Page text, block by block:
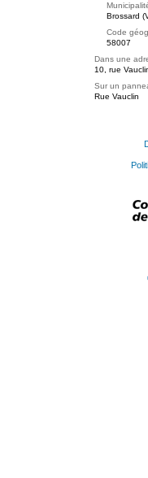
Brossard
Code
58007
Dans une
10, rue
Sur un
Rue Vauclin